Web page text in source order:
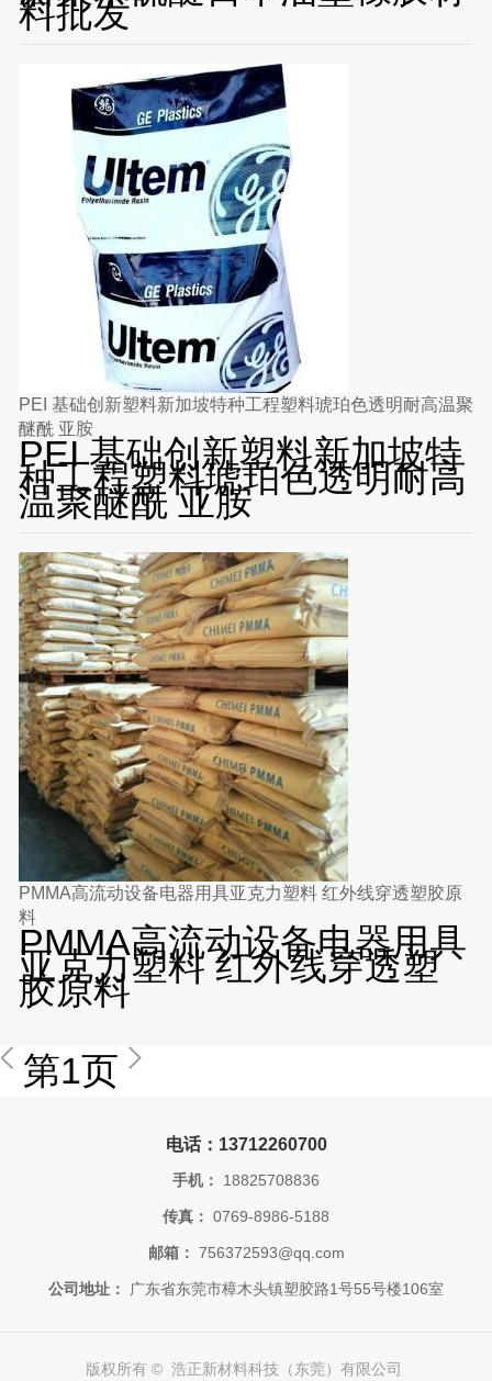
料批发
PEI 基础创新塑料新加坡特种工程塑料琥珀色透明耐高温聚
醚酰 亚胺
PEI 基础创新塑料新加坡特
种工程塑料琥珀色透明耐高
温聚醚酰 亚胺
PMMA高流动设备电器用具亚克力塑料 红外线穿透塑胶原
料
PMMA高流动设备电器用具
亚克力塑料 红外线穿透塑
胶原料
第1页
电话：13712260700
手机： 18825708836
传真： 0769-8986-5188
邮箱： 756372593@qq.com
公司地址： 广东省东莞市樟木头镇塑胶路1号55号楼106室
版权所有 © 浩正新材料科技（东莞）有限公司